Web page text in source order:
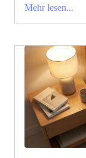
Mehr lesen...